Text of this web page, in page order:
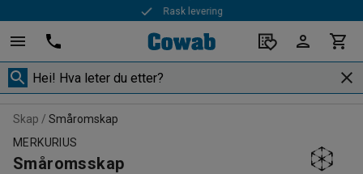
Rask levering
Skap
Småromskap
MERKURIUS
Småromsskap